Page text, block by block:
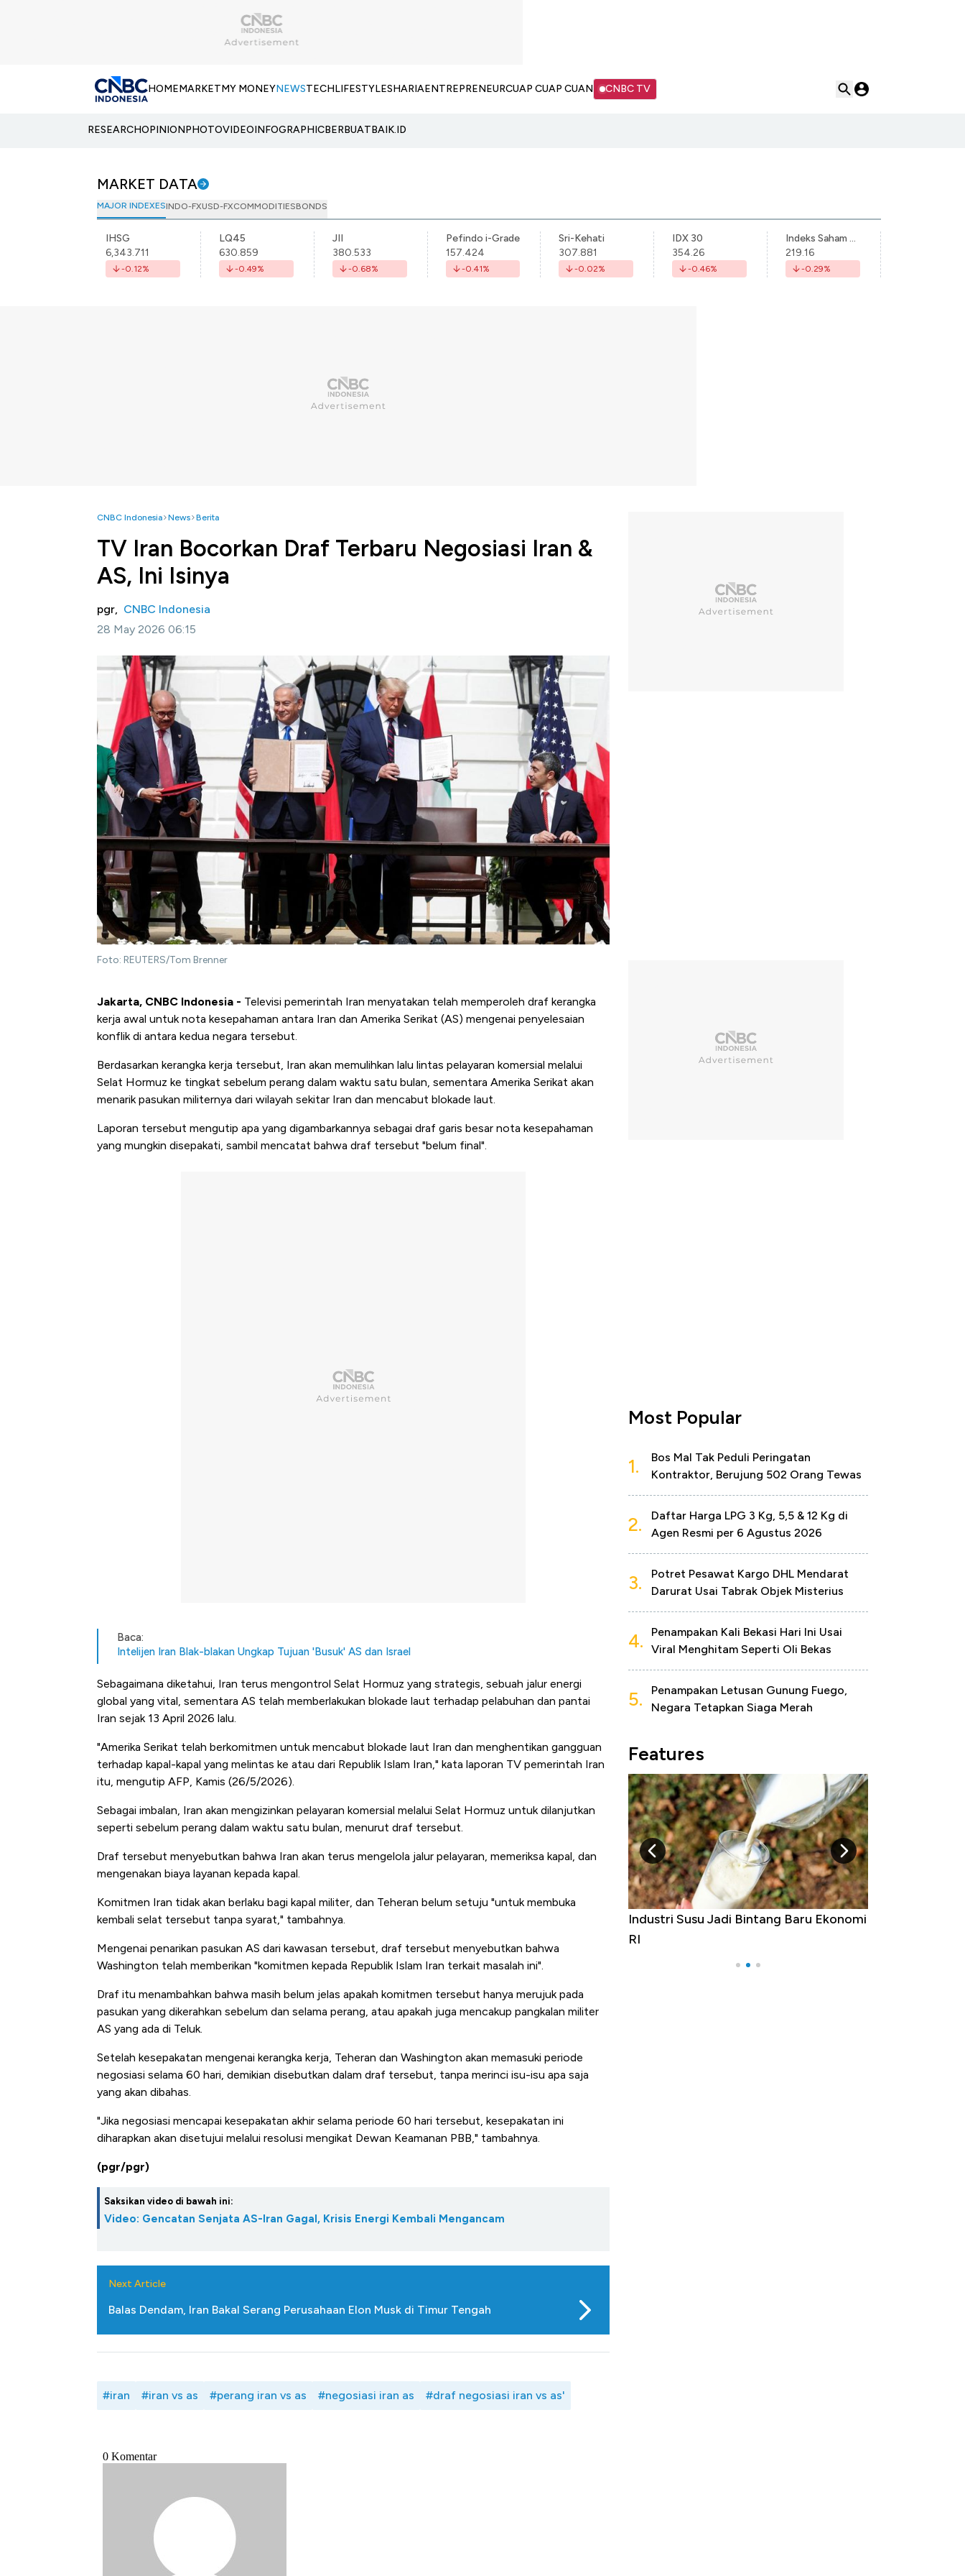
HOMEMARKETMY MONEYNEWSTECHLIFESTYLESHARIAENTREPRENEURCUAP CUAP CUAN CNBC TV
RESEARCHOPINIONPHOTOVIDEOINFOGRAPHICBERBUATBAIK.ID
MARKET DATA
MAJOR INDEXESINDO-FXUSD-FXCOMMODITIESBONDS
IHSG
6,343.711
-0.12%
LQ45
630.859
-0.49%
JII
380.533
-0.68%
Pefindo i-Grade
157.424
-0.41%
Sri-Kehati
307.881
-0.02%
IDX 30
354.26
-0.46%
Indeks Saham Syariah Indonesia
219.16
-0.29%
CNBC Indonesia News Berita
TV Iran Bocorkan Draf Terbaru Negosiasi Iran &
AS, Ini Isinya
pgr, CNBC Indonesia
28 May 2026 06:15
Foto: REUTERS/Tom Brenner
Jakarta, CNBC Indonesia - Televisi pemerintah Iran menyatakan telah memperoleh draf kerangka
kerja awal untuk nota kesepahaman antara Iran dan Amerika Serikat (AS) mengenai penyelesaian
konflik di antara kedua negara tersebut.
Berdasarkan kerangka kerja tersebut, Iran akan memulihkan lalu lintas pelayaran komersial melalui
Selat Hormuz ke tingkat sebelum perang dalam waktu satu bulan, sementara Amerika Serikat akan
menarik pasukan militernya dari wilayah sekitar Iran dan mencabut blokade laut.
Laporan tersebut mengutip apa yang digambarkannya sebagai draf garis besar nota kesepahaman
yang mungkin disepakati, sambil mencatat bahwa draf tersebut "belum final".
Baca:
Intelijen Iran Blak-blakan Ungkap Tujuan 'Busuk' AS dan Israel
Sebagaimana diketahui, Iran terus mengontrol Selat Hormuz yang strategis, sebuah jalur energi
global yang vital, sementara AS telah memberlakukan blokade laut terhadap pelabuhan dan pantai
Iran sejak 13 April 2026 lalu.
"Amerika Serikat telah berkomitmen untuk mencabut blokade laut Iran dan menghentikan gangguan
terhadap kapal-kapal yang melintas ke atau dari Republik Islam Iran," kata laporan TV pemerintah Iran
itu, mengutip AFP, Kamis (26/5/2026).
Sebagai imbalan, Iran akan mengizinkan pelayaran komersial melalui Selat Hormuz untuk dilanjutkan
seperti sebelum perang dalam waktu satu bulan, menurut draf tersebut.
Draf tersebut menyebutkan bahwa Iran akan terus mengelola jalur pelayaran, memeriksa kapal, dan
mengenakan biaya layanan kepada kapal.
Komitmen Iran tidak akan berlaku bagi kapal militer, dan Teheran belum setuju "untuk membuka
kembali selat tersebut tanpa syarat," tambahnya.
Mengenai penarikan pasukan AS dari kawasan tersebut, draf tersebut menyebutkan bahwa
Washington telah memberikan "komitmen kepada Republik Islam Iran terkait masalah ini".
Draf itu menambahkan bahwa masih belum jelas apakah komitmen tersebut hanya merujuk pada
pasukan yang dikerahkan sebelum dan selama perang, atau apakah juga mencakup pangkalan militer
AS yang ada di Teluk.
Setelah kesepakatan mengenai kerangka kerja, Teheran dan Washington akan memasuki periode
negosiasi selama 60 hari, demikian disebutkan dalam draf tersebut, tanpa merinci isu-isu apa saja
yang akan dibahas.
"Jika negosiasi mencapai kesepakatan akhir selama periode 60 hari tersebut, kesepakatan ini
diharapkan akan disetujui melalui resolusi mengikat Dewan Keamanan PBB," tambahnya.
(pgr/pgr)
Saksikan video di bawah ini:
Video: Gencatan Senjata AS-Iran Gagal, Krisis Energi Kembali Mengancam
Next Article
Balas Dendam, Iran Bakal Serang Perusahaan Elon Musk di Timur Tengah
#iran #iran vs as #perang iran vs as #negosiasi iran as #draf negosiasi iran vs as'
Most Popular
1.
Bos Mal Tak Peduli Peringatan
Kontraktor, Berujung 502 Orang Tewas
2.
Daftar Harga LPG 3 Kg, 5,5 & 12 Kg di
Agen Resmi per 6 Agustus 2026
3.
Potret Pesawat Kargo DHL Mendarat
Darurat Usai Tabrak Objek Misterius
4.
Penampakan Kali Bekasi Hari Ini Usai
Viral Menghitam Seperti Oli Bekas
5.
Penampakan Letusan Gunung Fuego,
Negara Tetapkan Siaga Merah
Features
Bangkit dari Kubur! Bisnis Furniture &
Industri Susu Jadi Bintang Baru Ekonomi5 Raja Ekonomi Indonesia: Maaf, Gak
Ada Jawa!